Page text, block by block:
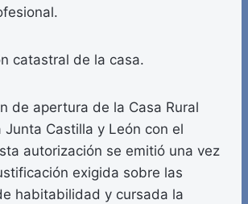
catastral de la casa.
de apertura de la Casa Rural
Junta Castilla y León con el
autorización se emitió una vez
exigida sobre las
habitabilidad y cursada la